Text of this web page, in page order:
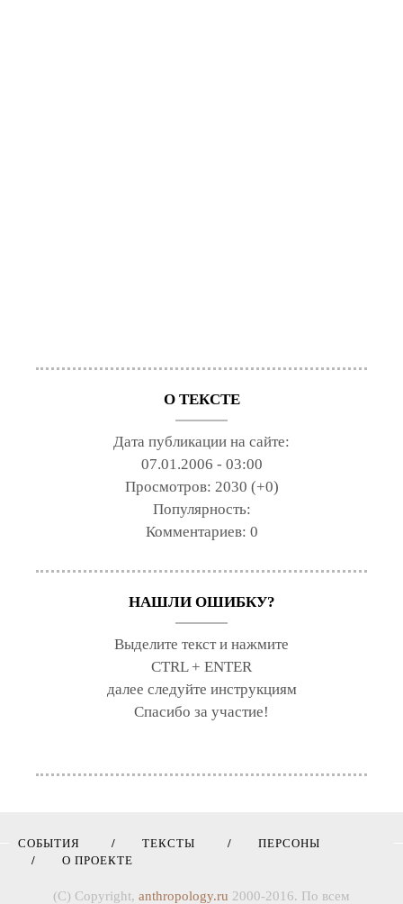
О ТЕКСТЕ
Дата публикации на сайте:
07.01.2006 - 03:00
Просмотров: 2030 (+0)
Популярность:
Комментариев: 0
НАШЛИ ОШИБКУ?
Выделите текст и нажмите
CTRL + ENTER
далее следуйте инструкциям
Спасибо за участие!
СОБЫТИЯ ТЕКСТЫ
ПЕРСОНЫ
О ПРОЕКТЕ
(C) Copyright, anthropology.ru 2000-2016. По всем